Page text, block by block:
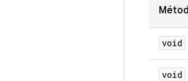
void
void